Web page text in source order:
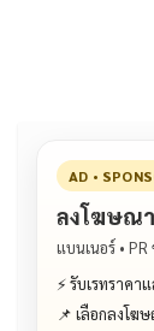
AD •
ลงโฆษณ
แบนเนอร์ • PR
⚡ รับเรทราค
📌 เลือกลงโฆ